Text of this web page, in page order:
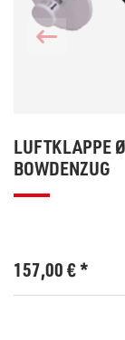
LUFTKLAPPE
BOWDENZUG
157,00€*